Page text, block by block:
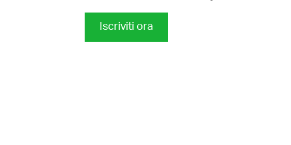
Iscriviti ora